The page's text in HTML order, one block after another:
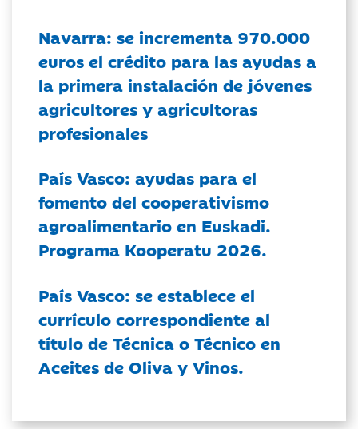
Navarra: se incrementa 970.000
euros el crédito para las ayudas a
la primera instalación de jóvenes
agricultores y agricultoras
profesionales
País Vasco: ayudas para el
fomento del cooperativismo
agroalimentario en Euskadi.
Programa Kooperatu 2026.
País Vasco: se establece el
currículo correspondiente al
título de Técnica o Técnico en
Aceites de Oliva y Vinos.